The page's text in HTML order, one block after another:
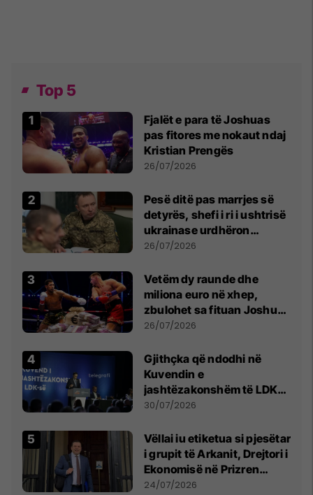
Top 5
Fjalët e para të Joshuas
pas fitores me nokaut ndaj
Kristian Prengës
26/07/2026
Pesë ditë pas marrjes së
detyrës, shefi i ri i ushtrisë
ukrainase urdhëron
kontroll të madh
26/07/2026
Vetëm dy raunde dhe
miliona euro në xhep,
zbulohet sa fituan Joshua
e Prenga
26/07/2026
Gjithçka që ndodhi në
Kuvendin e
jashtëzakonshëm të LDK-
së
30/07/2026
Vëllai iu etiketua si pjesëtar
i grupit të Arkanit, Drejtori i
Ekonomisë në Prizren
mohon pretendimet
24/07/2026